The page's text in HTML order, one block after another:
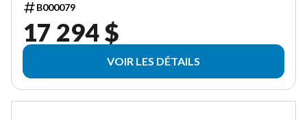
B000079
17 294 $
VOIR LES DÉTAILS